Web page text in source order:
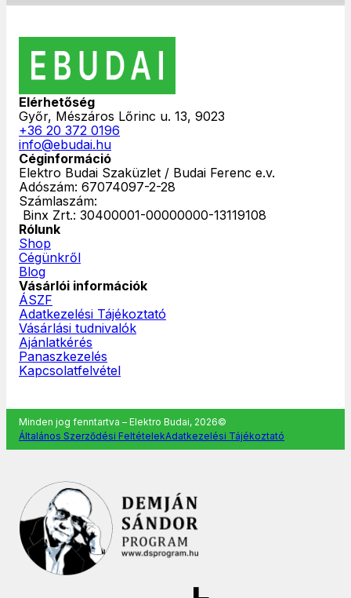
Elérhetőség
Győr, Mészáros Lőrinc u. 13, 9023
+36 20 372 0196
info@ebudai.hu
Céginformáció
Elektro Budai Szaküzlet / Budai Ferenc e.v.
Adószám: 67074097-2-28
Számlaszám:
‎ Binx Zrt.: 30400001-00000000-13119108
Rólunk
Shop
Cégünkről
Blog
Vásárlói információk
ÁSZF
Adatkezelési Tájékoztató
Vásárlási tudnivalók
Ajánlatkérés
Panaszkezelés
Kapcsolatfelvétel
Minden jog fenntartva – Elektro Budai, 2026©
Általános Szerződési FeltételekAdatkezelési Tájékoztató